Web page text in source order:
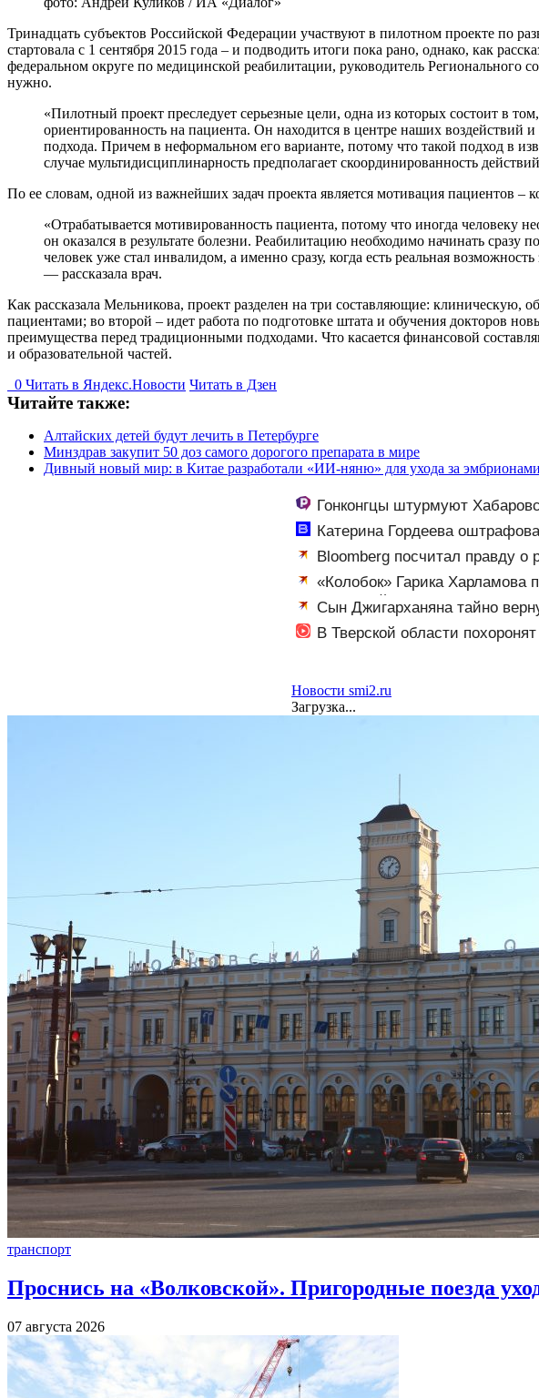
Тринадцать субъектов Российской Федерации участвуют в пилотном проекте по
стартовала с 1 сентября 2015 года – и подводить итоги пока рано, однако, как
федеральном округе по медицинской реабилитации, руководитель Регионального
нужно.
«Пилотный проект преследует серьезные цели, одна из которых состоит в
ориентированность на пациента. Он находится в центре наших воздействий
подхода. Причем в неформальном его варианте, потому что такой подход в
случае мультидисциплинарность предполагает скоординированность
По ее словам, одной из важнейших задач проекта является мотивация пациентов
«Отрабатывается мотивированность пациента, потому что иногда
он оказался в результате болезни. Реабилитацию необходимо начинать
человек уже стал инвалидом, а именно сразу, когда есть реальная
— рассказала врач.
Как рассказала Мельникова, проект разделен на три составляющие:
пациентами; во второй – идет работа по подготовке штата и обучения докторов
преимущества перед традиционными подходами. Что касается финансовой
и образовательной частей.
0 Читать в Яндекс.Новости Читать в Дзен
Читайте также:
Алтайских детей будут лечить в Петербурге
Минздрав закупит 50 доз самого дорогого препарата в мире
Дивный новый мир: в Китае разработали «ИИ-няню» для ухода за эмбрионами
Гонконгцы штурмуют
Катерина Гордеева
Вести.ru
Bloomberg посчитал правду о
богаче русского», закончилась
«Колобок» Гарика Харламова
грандиозный скандал — а
Сын Джигарханяна тайно
В Тверской области
Новости smi2.ru
Загрузка...
транспорт
Проснись на «Волковской». Пригородные поезда
07 августа 2026